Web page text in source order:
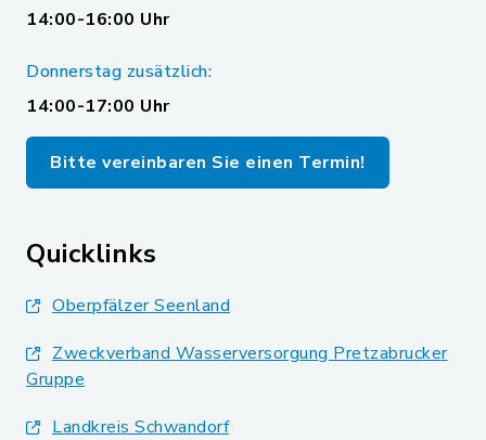
14:00-16:00 Uhr
Donnerstag zusätzlich:
14:00-17:00 Uhr
Bitte vereinbaren Sie einen Termin!
Quicklinks
Oberpfälzer Seenland
Zweckverband Wasserversorgung Pretzabrucker
Gruppe
Landkreis Schwandorf